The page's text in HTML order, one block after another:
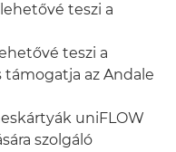
teszi a
teszi a
az Andale
uniFLOW
szolgáló